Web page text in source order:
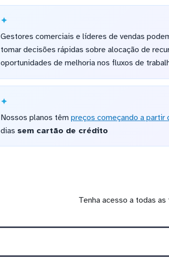
Gestores comerciais e líderes de vendas
tomar decisões rápidas sobre alocação de
oportunidades de melhoria nos fluxos de
Nossos planos têm preços começando a partir
dias sem cartão de crédito
Tenha acesso a todas